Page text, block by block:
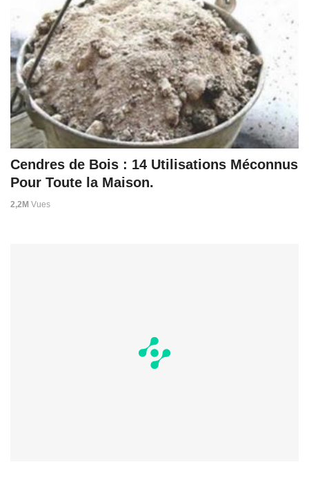
Cendres de Bois : 14 Utilisations Méconnus
Pour Toute la Maison.
2,2M Vues